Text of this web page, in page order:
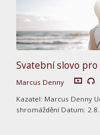
Svatební slovo pro
Marcus Denny
Kazatel: Marcus Denny
shromáždění Datum: